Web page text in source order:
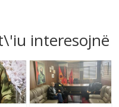
interesojnë